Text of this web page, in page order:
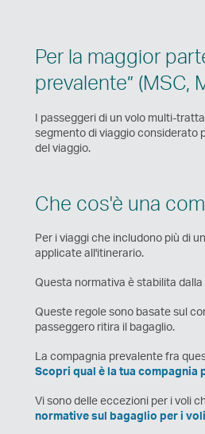
Per la maggior
prevalente” (MSC,
I passeggeri di un volo multi-
segmento di viaggio considerato
del viaggio.
Che cos'è una
Per i viaggi che includono più di
applicate all'itinerario.
Questa normativa è stabilita dalla
Queste regole sono basate sul
passeggero ritira il bagaglio.
La compagnia prevalente fra
Scopri qual è la tua compagnia
Vi sono delle eccezioni per i voli
normative sul bagaglio per i